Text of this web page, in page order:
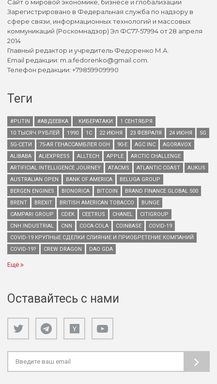
Сайт о мировой экономике, бизнесе и глобализации
Зарегистрировано в Федеральная служба по надзору в
сфере связи, информационных технологий и массовых
коммуникаций (Роскомнадзор) Эл ФС77-57994 от 28 апреля
2014
Главный редактор и учредитель Федоренко М.А.
Email редакции: m.a.fedorenko@gmail.com.
Телефон редакции: +79859909990
Теги
#PUTIN #АВДЕЕВКА . КИБЕРАТАКИ
1 СЕНТЯБРЯ
10 ТЫСЯЧ РУБЛЕЙ
1990 1С 22 ИЮНЯ 23 ФЕВРАЛЯ 24 ИЮНЯ
5G
5G-СЕТИ
75-АЯ ГЕНАССАМБЛЕЯ ООН 90-Е AGC INC
AGORAVOX
ALIBABA
ALIEXPRESS ALLTECH APPLE
ARCTIC CHALLENGE
ARTIFICIAL INTELLIGENCE JOURNEY
ATACMS ATLANTIC COAST
AUKUS
AUSTRALIAN OPEN
BANK OF AMERICA
BELUGA GROUP
BERGEN ENGINES
BIONORICA BITCOIN
BRAND FINANCE GLOBAL 500
BRENT
BREXIT BRITISH AMERICAN TOBACCO
BUNGE
CAMPARI GROUP
CDEK CEETRUS CHANEL
CITIGROUP
CNH INDUSTRIAL
CNN COCA-COLA COINBASE
COVID-19
COVID-19 КРУПНЫЕ СДЕЛКИ СЛИЯНИЕ И ПРИОБРЕТЕНИЕ КОМПАНИЙ
COVID-19?
CREW DRAGON DAO GDA
Ещё
Оставайтесь с нами